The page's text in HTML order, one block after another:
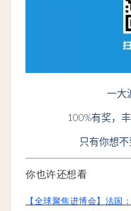
一大
100%有奖，
只有你想不
你也许还想看
【全球聚焦进博会】法国